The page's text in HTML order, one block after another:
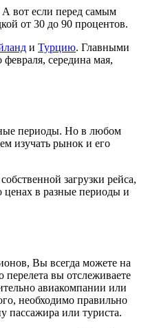
А вот если перед самым
от 30 до 90 процентов.
и Турцию. Главными
середина мая,
периоды. Но в любом
изучать рынок и его
загрузки рейса,
ценах в разные периоды и
Вы всегда можете на
перелета вы отслеживаете
авиакомпании или
необходимо правильно
пассажира или туриста.